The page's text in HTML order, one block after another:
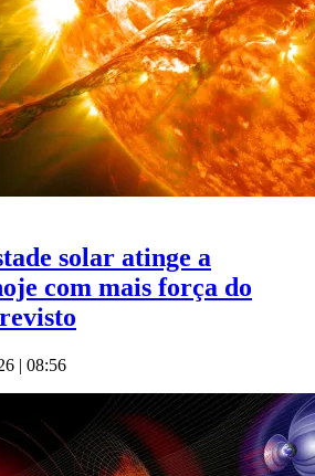
solar atinge a
com mais força do
| 08:56